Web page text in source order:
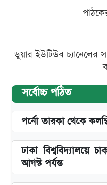
ডুয়ার ইউটিউব চ্যানেলের
সর্বোচ্চ পঠিত
পর্নো তারকা থেকে
ঢাকা
আগস্ট পর্যন্ত